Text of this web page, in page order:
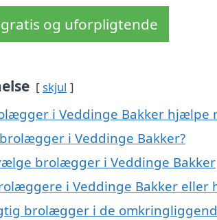
og uforpligtende
skjul
i Veddinge Bakker hjælpe
i Veddinge Bakker?
brolægger i Veddinge Bakker
i Veddinge Bakker eller
brolægger i de